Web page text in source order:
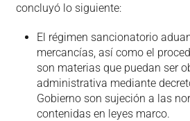
concluyó lo siguiente:
El régimen sancionatorio
mercancías, así como el
son materias que puedan ser
administrativa mediante
Gobierno son sujeción a las
contenidas en leyes marco.